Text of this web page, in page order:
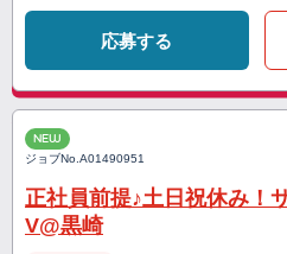
応募する
NEW
ジョブNo.A01490951
正社員前提♪土日祝休み！
V@黒崎